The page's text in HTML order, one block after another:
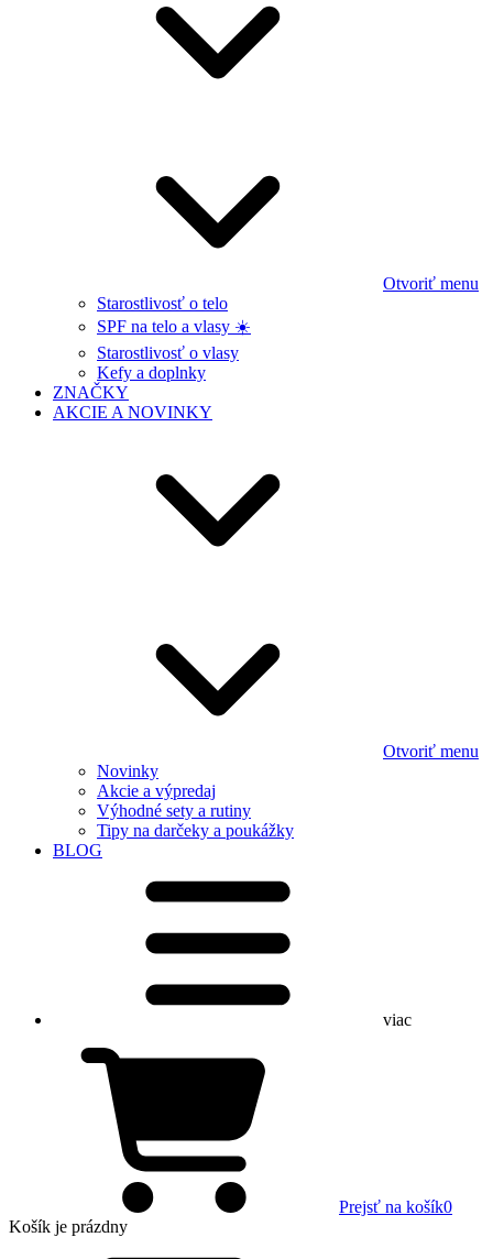
Otvoriť menu
Starostlivosť o telo
SPF na telo a vlasy ☀️
Starostlivosť o vlasy
Kefy a doplnky
ZNAČKY
AKCIE A NOVINKY
Otvoriť menu
Novinky
Akcie a výpredaj
Výhodné sety a rutiny
Tipy na darčeky a poukážky
BLOG
viac
Prejsť na košík0
Košík je prázdny